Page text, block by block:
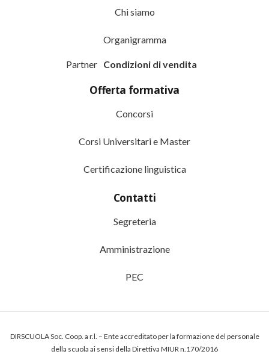
Chi siamo
Organigramma
Partner Condizioni di vendita
Offerta formativa
Concorsi
Corsi Universitari e Master
Certificazione linguistica
Contatti
Segreteria
Amministrazione
PEC
DIRSCUOLA Soc. Coop. a r.l. – Ente accreditato per la formazione del personale
della scuola ai sensi della Direttiva MIUR n.170/2016